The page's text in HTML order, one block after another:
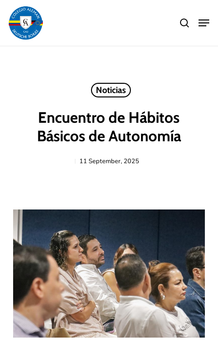
main
content
search
Noticias
Encuentro de Hábitos
Básicos de Autonomía
11 September, 2025